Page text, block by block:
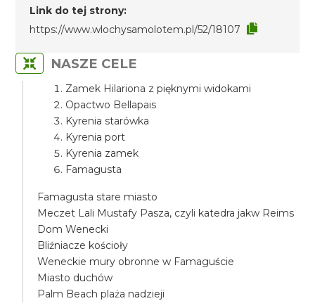
Link do tej strony:
https://www.wlochysamolotem.pl/52/18107
NASZE CELE
Zamek Hilariona z pięknymi widokami
Opactwo Bellapais
Kyrenia starówka
Kyrenia port
Kyrenia zamek
Famagusta
Famagusta stare miasto
Meczet Lali Mustafy Pasza, czyli katedra jakw Reims
Dom Wenecki
Bliźniacze kościoły
Weneckie mury obronne w Famaguście
Miasto duchów
Palm Beach plaża nadzieji